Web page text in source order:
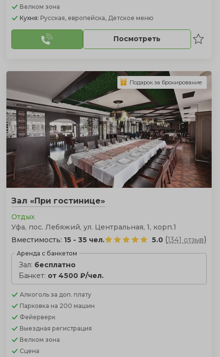
Велком зона
Кухня: Русская, европейска, Детское меню
Посмотреть
Зал «При гостинице»
Отдых
Уфа, пос. Лебяжий, ул. Центральная, 1, корп.1
Вместимость: 15 - 35 чел. 5.0 (1341 отзыв)
Аренда с банкетом
Зал: бесплатно
Банкет: от 4500 ₽/чел.
Алкоголь за доп. плату
Парковка на 200 машин
Фейерверк
Выездная регистрация
Велком зона
Сцена
Подарок за бронирование